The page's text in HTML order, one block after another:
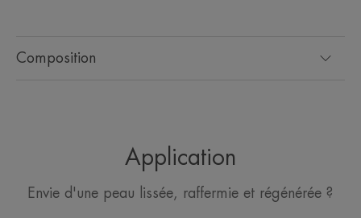
Composition
Application
Envie d'une peau lissée, raffermie et régénérée ?